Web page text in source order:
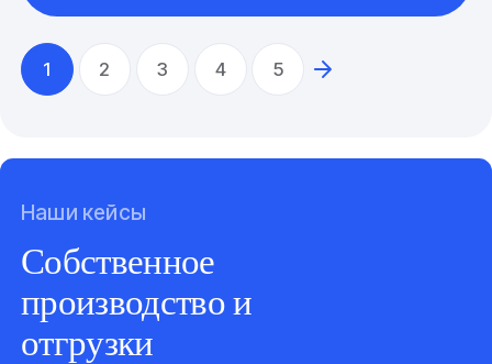
1 2 3 4 5
Наши кейсы
Собственное
производство и
отгрузки